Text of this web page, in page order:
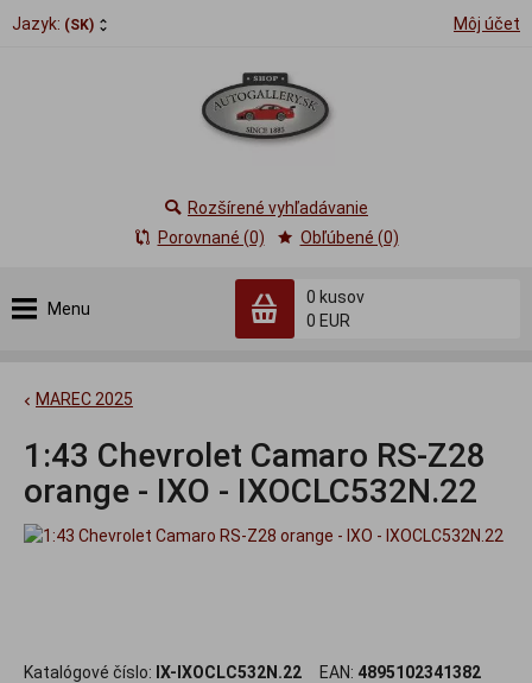
Jazyk: (SK) Môj účet
Menu
0 kusov
0 EUR
Rozšírené vyhľadávanie
Porovnané (0)
Obľúbené (0)
MAREC 2025
1:43 Chevrolet Camaro RS-Z28
orange - IXO - IXOCLC532N.22
Katalógové číslo: IX-IXOCLC532N.22 EAN: 4895102341382